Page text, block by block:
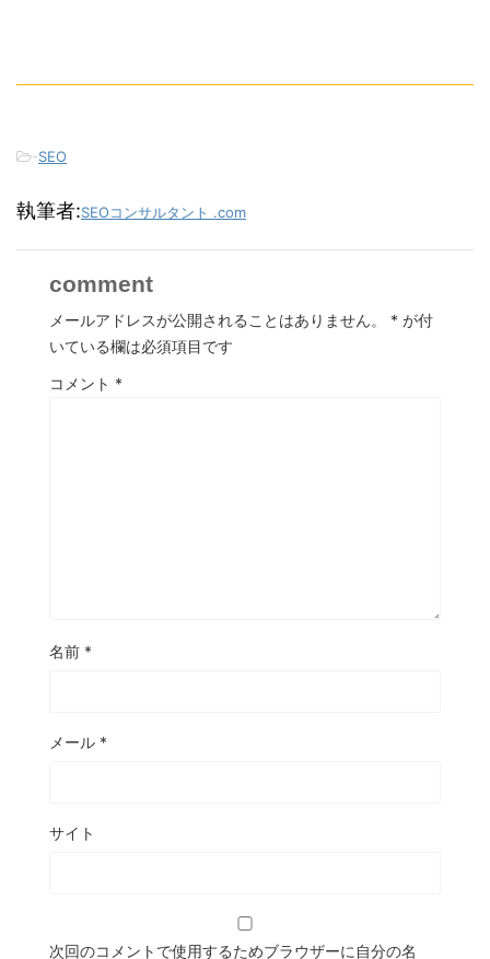
-SEO
執筆者:SEOコンサルタント .com
comment
メールアドレスが公開されることはありません。 * が付
いている欄は必須項目です
コメント *
名前 *
メール *
サイト
次回のコメントで使用するためブラウザーに自分の名